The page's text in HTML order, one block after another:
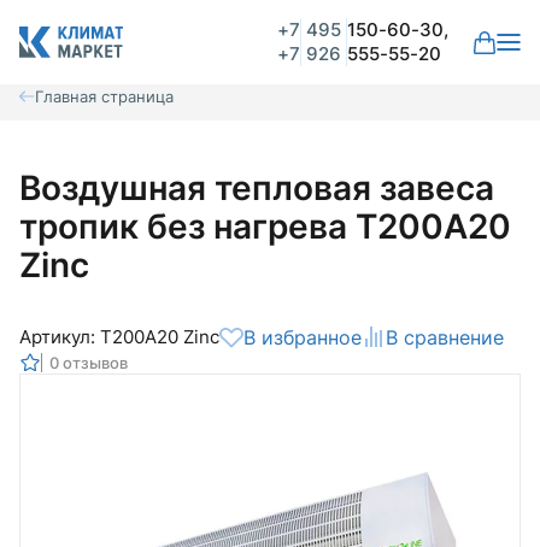
+7 495 150-60-30,
+7 926 555-55-20
Главная страница
Воздушная тепловая завеса
тропик без нагрева Т200А20
Zinc
Артикул: Т200А20 Zinc В избранное В сравнение
0 отзывов
Комментарий
Для оформления заказа необходимо
войти в личный кабинет.